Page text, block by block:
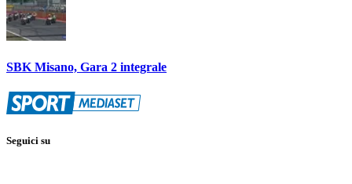
SBK Misano, Gara 2 integrale
Seguici su